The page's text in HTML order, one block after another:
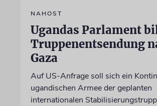
NAHOST
Ugandas Parlament
Truppenentsendung
Gaza
Auf US-Anfrage soll sich ein
ugandischen Armee der geplanten
internationalen